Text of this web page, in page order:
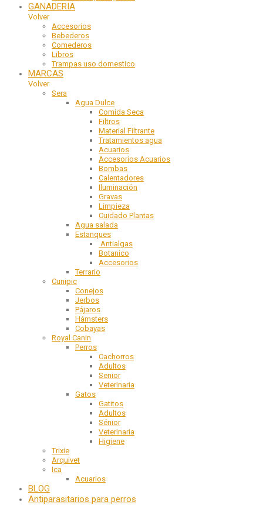
GANADERIA
Volver
Accesorios
Bebederos
Comederos
Libros
Trampas uso domestico
MARCAS
Volver
Sera
Agua Dulce
Comida Seca
Filtros
Material Filtrante
Tratamientos agua
Acuarios
Accesorios Acuarios
Bombas
Calentadores
Iluminación
Gravas
Limpieza
Cuidado Plantas
Agua salada
Estanques
Antialgas
Botanico
Accesorios
Terrario
Cunipic
Conejos
Jerbos
Pájaros
Hámsters
Cobayas
Royal Canin
Perros
Cachorros
Adultos
Senior
Veterinaria
Gatos
Gatitos
Adultos
Sénior
Veterinaria
Higiene
Trixie
Arquivet
Ica
Acuarios
BLOG
Antiparasitarios para perros